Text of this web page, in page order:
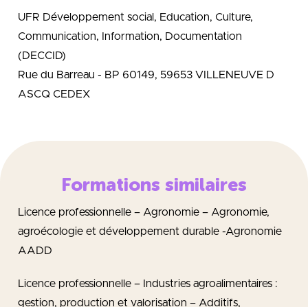
UFR Développement social, Education, Culture,
Communication, Information, Documentation
(DECCID)
Rue du Barreau - BP 60149, 59653 VILLENEUVE D
ASCQ CEDEX
Formations similaires
Licence professionnelle – Agronomie – Agronomie,
agroécologie et développement durable -Agronomie
AADD
Licence professionnelle – Industries agroalimentaires :
gestion, production et valorisation – Additifs,